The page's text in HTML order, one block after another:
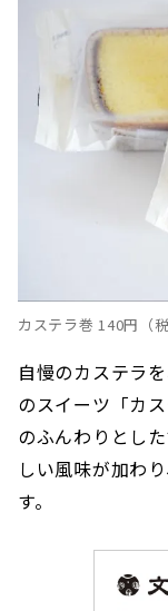
カステラ巻 140円（税
自慢のカステラ
のスイーツ「カ
のふんわりとし
しい風味が加わ
す。